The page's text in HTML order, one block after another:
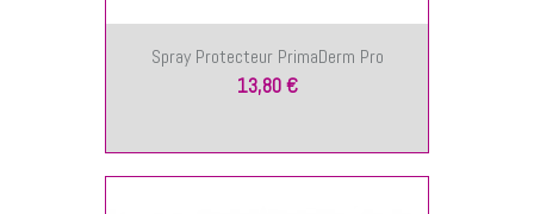
Spray Protecteur PrimaDerm Pro
13,80 €